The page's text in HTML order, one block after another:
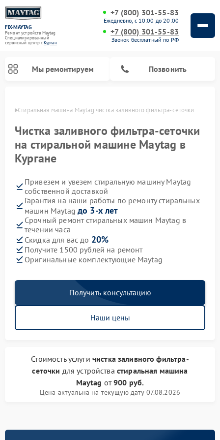
FIX-MAYTAG
Ремонт устройств Maytag
Специализированный
cервисный центр г.Курган
+7 (800) 301-55-83
Ежедневно, с 10:00 до 20:00
+7 (800) 301-55-83
Звонок бесплатный по РФ
Мы ремонтируем Позвонить
Стиральная машина Maytag чистка заливного фильтра-сеточки
Чистка заливного фильтра-сеточки
на стиральной машине Maytag в
Кургане
Привезем и увезем стиральную машину Maytag
собственной доставкой
Гарантия на наши работы по ремонту стиральных
машин Maytag до 3-х лет
Срочный ремонт стиральных машин Maytag в
течении часа
Скидка для вас до 20%
Получите 1500 рублей на ремонт
Оригинальные комплектующие Maytag
Получить консультацию
Наши цены
Стоимость услуги чистка заливного фильтра-
сеточки для устройства стиральная машина
Maytag от900 руб.
Цена актуальна на текущую дату 07.08.2026